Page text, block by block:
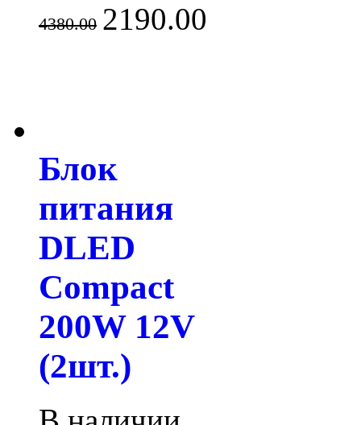
4380.00 2190.00
Блок
питания
DLED
Compact
200W 12V
(2шт.)